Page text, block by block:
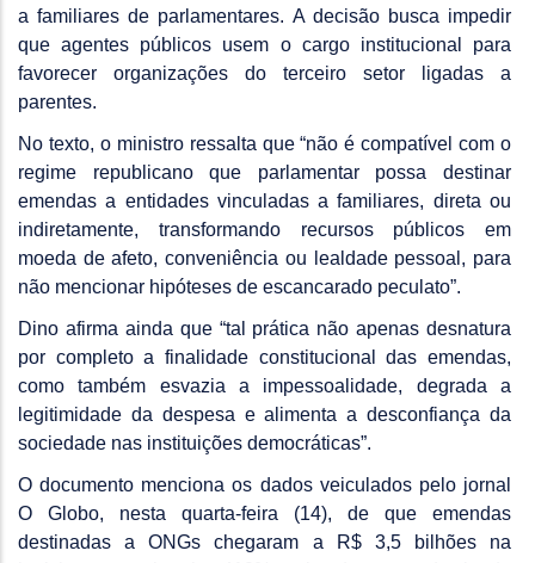
a familiares de parlamentares. A decisão busca impedir
que agentes públicos usem o cargo institucional para
favorecer organizações do terceiro setor ligadas a
parentes.
No texto, o ministro ressalta que “não é compatível com o
regime republicano que parlamentar possa destinar
emendas a entidades vinculadas a familiares, direta ou
indiretamente, transformando recursos públicos em
moeda de afeto, conveniência ou lealdade pessoal, para
não mencionar hipóteses de escancarado peculato”.
Dino afirma ainda que “tal prática não apenas desnatura
por completo a finalidade constitucional das emendas,
como também esvazia a impessoalidade, degrada a
legitimidade da despesa e alimenta a desconfiança da
sociedade nas instituições democráticas”.
O documento menciona os dados veiculados pelo jornal
O Globo, nesta quarta-feira (14), de que emendas
destinadas a ONGs chegaram a R$ 3,5 bilhões na